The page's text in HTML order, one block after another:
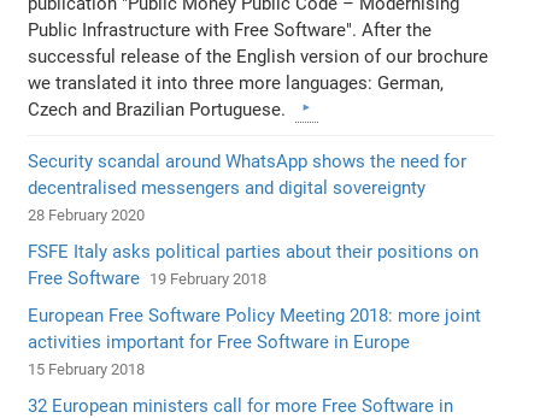
Public Infrastructure with Free Software". After the
successful release of the English version of our brochure
we translated it into three more languages: German,
Czech and Brazilian Portuguese.
Security scandal around WhatsApp shows the need for
decentralised messengers and digital sovereignty
28 February 2020
FSFE Italy asks political parties about their positions on
Free Software 19 February 2018
European Free Software Policy Meeting 2018: more joint
activities important for Free Software in Europe
15 February 2018
32 European ministers call for more Free Software in